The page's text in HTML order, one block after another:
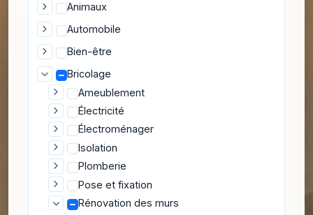
Animaux
Automobile
Bien-être
Bricolage
Ameublement
Électricité
Électroménager
Isolation
Plomberie
Pose et fixation
Rénovation des murs